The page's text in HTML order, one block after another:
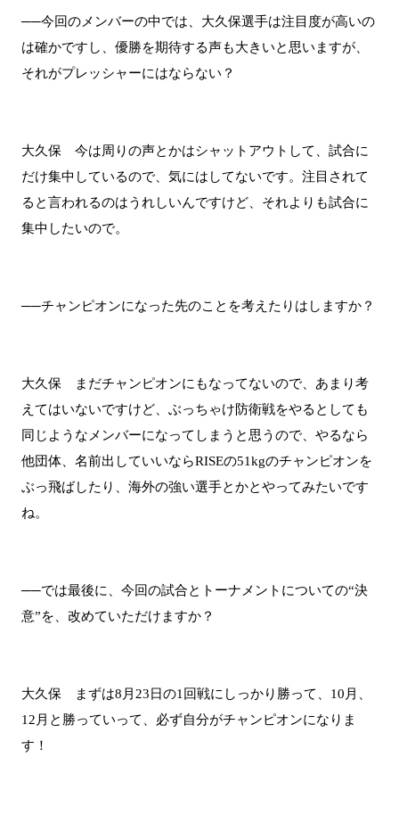
──今回のメンバーの中では、大久保選手は注目度が高いの
は確かですし、優勝を期待する声も大きいと思いますが、
それがプレッシャーにはならない？
大久保 今は周りの声とかはシャットアウトして、試合に
だけ集中しているので、気にはしてないです。注目されて
ると言われるのはうれしいんですけど、それよりも試合に
集中したいので。
──チャンピオンになった先のことを考えたりはしますか？
大久保 まだチャンピオンにもなってないので、あまり考
えてはいないですけど、ぶっちゃけ防衛戦をやるとしても
同じようなメンバーになってしまうと思うので、やるなら
他団体、名前出していいならRISEの51kgのチャンピオンを
ぶっ飛ばしたり、海外の強い選手とかとやってみたいです
ね。
──では最後に、今回の試合とトーナメントについての“決
意”を、改めていただけますか？
大久保 まずは8月23日の1回戦にしっかり勝って、10月、
12月と勝っていって、必ず自分がチャンピオンになりま
す！